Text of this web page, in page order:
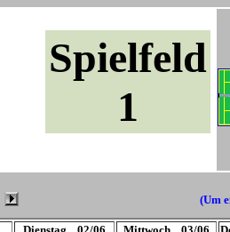
Spielfeld
1
(Um